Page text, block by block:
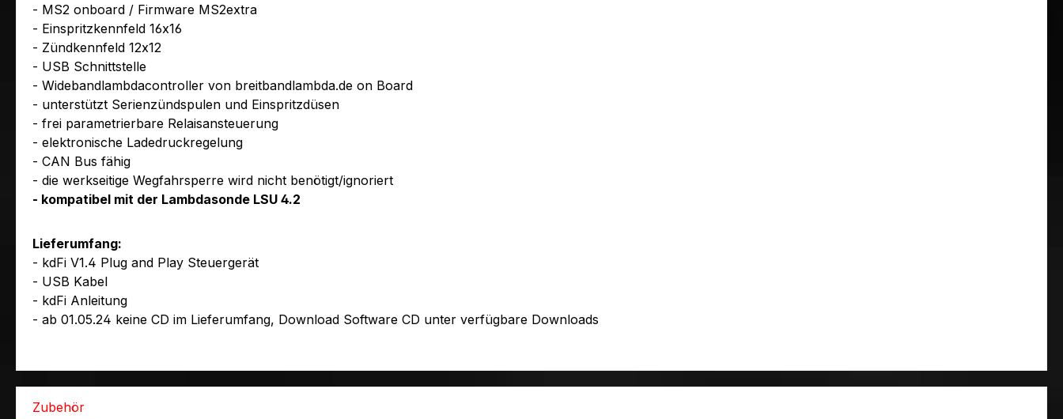
- MS2 onboard / Firmware MS2extra
- Einspritzkennfeld 16x16
- Zündkennfeld 12x12
- USB Schnittstelle
- Widebandlambdacontroller von breitbandlambda.de on Board
- unterstützt Serienzündspulen und Einspritzdüsen
- frei parametrierbare Relaisansteuerung
- elektronische Ladedruckregelung
- CAN Bus fähig
- die werkseitige Wegfahrsperre wird nicht benötigt/ignoriert
- kompatibel mit der Lambdasonde LSU 4.2
Lieferumfang:
- kdFi V1.4 Plug and Play Steuergerät
- USB Kabel
- kdFi Anleitung
- ab 01.05.24 keine CD im Lieferumfang, Download Software CD unter verfügbare Downloads
Zubehör